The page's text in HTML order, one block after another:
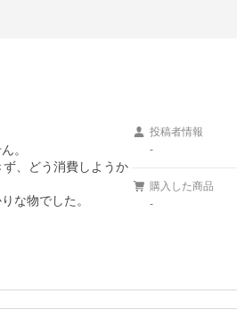
。
、どう消費しようか
な物でした。
投稿者情報
-
購入した商品
-